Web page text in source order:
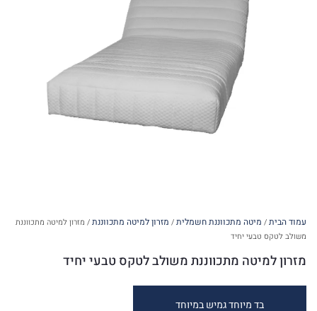
עמוד הבית/ מיטה מתכווננת חשמלית/ מזרון למיטה מתכווננת/ מזרון למיטה מתכווננת
משולב לטקס טבעי יחיד
מזרון למיטה מתכווננת משולב לטקס טבעי יחיד
בד מיוחד גמיש במיוחד